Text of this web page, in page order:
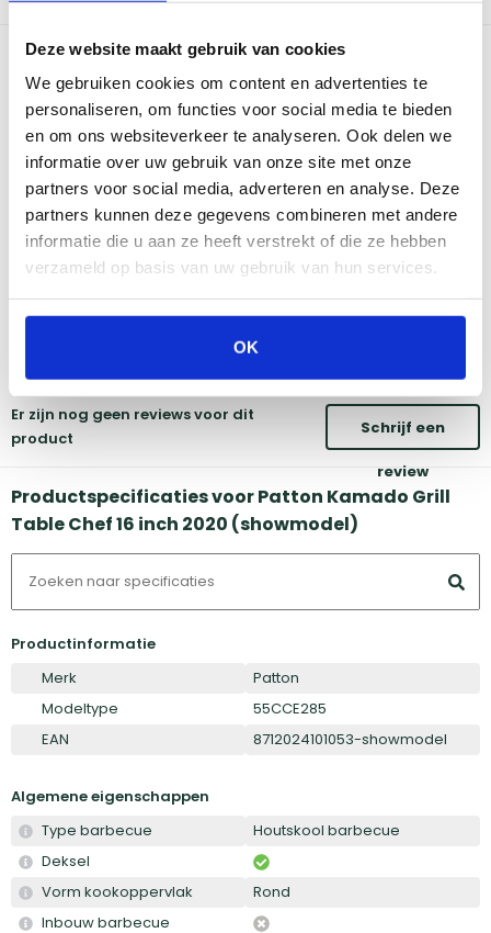
Deze website maakt gebruik van cookies
We gebruiken cookies om content en advertenties te
personaliseren, om functies voor social media te bieden
en om ons websiteverkeer te analyseren. Ook delen we
informatie over uw gebruik van onze site met onze
partners voor social media, adverteren en analyse. Deze
partners kunnen deze gegevens combineren met andere
informatie die u aan ze heeft verstrekt of die ze hebben
verzameld op basis van uw gebruik van hun services.
OK
Bekijk dit product in onze winkels
Amsterdam
Breda
Den Bosch
Doetinchem
Duiven
Eindhoven
Groningen
Naarden
Utrecht
Vind onze winkels
Er zijn nog geen reviews voor dit
product
Schrijf een
review
Productspecificaties voor Patton Kamado Grill
Table Chef 16 inch 2020 (showmodel)
Productinformatie
Merk
Patton
Modeltype
55CCE285
EAN
8712024101053-showmodel
Algemene eigenschappen
Type barbecue
Houtskool barbecue
Deksel
Vorm kookoppervlak
Rond
Inbouw barbecue